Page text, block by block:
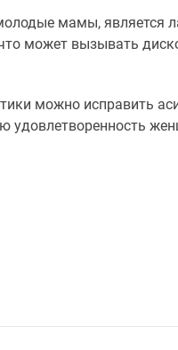
мамы, является
может вызывать
можно исправить
удовлетворенность